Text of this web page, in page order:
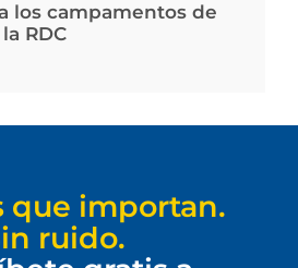
los campamentos de
RDC
que importan.
ruido.